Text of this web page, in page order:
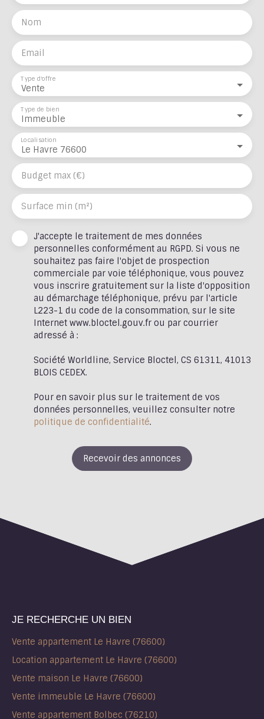
Nom
Email
Vente
Type d'offre
Immeuble
Type de bien
Le Havre 76600
Localisation
Budget max (€)
Surface min (m²)
J'accepte le traitement de mes données
personnelles conformément au RGPD. Si vous ne
souhaitez pas faire l'objet de prospection
commerciale par voie téléphonique, vous pouvez
vous inscrire gratuitement sur la liste d'opposition
au démarchage téléphonique, prévu par l'article
L223-1 du code de la consommation, sur le site
Internet www.bloctel.gouv.fr ou par courrier
adressé à :
Société Worldline, Service Bloctel, CS 61311, 41013
BLOIS CEDEX.
Pour en savoir plus sur le traitement de vos
données personnelles, veuillez consulter notre
politique de confidentialité.
Recevoir des annonces
JE RECHERCHE UN BIEN
Vente appartement Le Havre (76600)
Location appartement Le Havre (76600)
Vente maison Le Havre (76600)
Vente immeuble Le Havre (76600)
Vente appartement Bolbec (76210)